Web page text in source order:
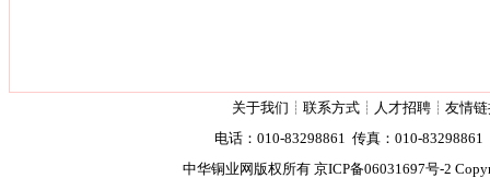
关于我们 ┊ 联系方式 ┊ 人才招聘 ┊ 友情
电话：010-83298861 传真：010-
中华铜业网版权所有 京ICP备06031697号-2